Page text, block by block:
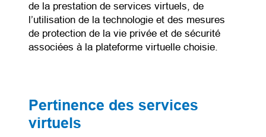
de la prestation de services virtuels, de
l’utilisation de la technologie et des mesures
de protection de la vie privée et de sécurité
associées à la plateforme virtuelle choisie.
Pertinence des services
virtuels